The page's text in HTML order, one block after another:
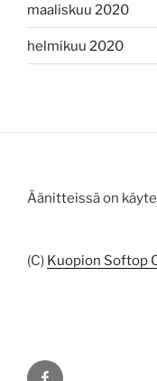
maaliskuu 2020
helmikuu 2020
Äänitteissä on
(C) Kuopion Softop
Facebook